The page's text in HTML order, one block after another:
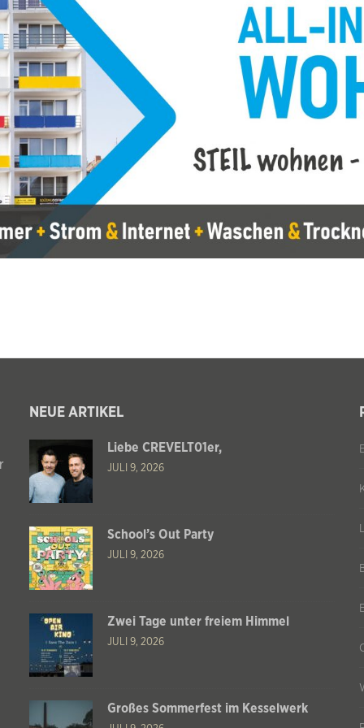
NEUE ARTIKEL
Liebe CREVELT01er,
JULI 9, 2026
School’s Out Party
JULI 9, 2026
Zwei Tage unter freiem Himmel
JULI 9, 2026
Großes Sommerfest im Kesselwerk